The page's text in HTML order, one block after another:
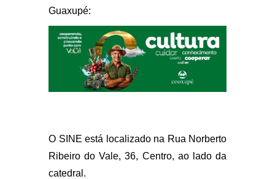
Guaxupé:
O SINE está localizado na Rua Norberto
Ribeiro do Vale, 36, Centro, ao lado da
catedral.